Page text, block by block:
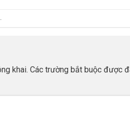
khai. Các trường bắt buộc được